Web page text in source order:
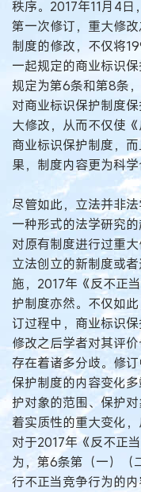
秩序。2017年11月4
第一次修订，重大修
制度的修改，不仅将
一起规定的商业标识
规定为第6条和第8条
对商业标识保护制度
大修改，从而不仅使
商业标识保护制度，
果，制度内容更为科学
尽管如此，立法并非
一种形式的法学研究
对原有制度进行过重
立法创立的新制度或
施，2017年《反不正
护制度亦然。不仅如
订过程中，商业标识
修改之后学者对其评
存在着诸多分歧。修
保护制度的内容变化
护对象的范围、保护
着实质性的重大变化
对于2017年《反不正
为，第6条第（一）（
行不正当竞争行为的